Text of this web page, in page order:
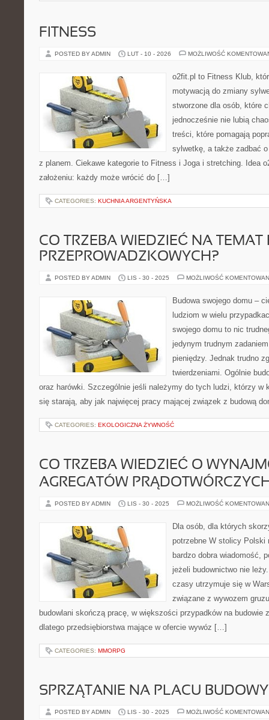
FITNESS
POSTED BY ADMIN LUT - 10 - 2026 MOŻLIWOŚĆ
o2fit.pl to Fitness Klub,
motywacją do zmiany
stworzone dla osób, które
jednocześnie nie lubią
treści, które pomagają
sylwetkę, a także zadbać
z planem. Ciekawe kategorie to Fitness i Joga i stretching. Idea
założeniu: każdy może wrócić do […]
CATEGORIES: KUCHNIA ARGENTYŃSKA
CO TRZEBA WIEDZIEĆ NA TEMAT
PRZEPROWADZKOWYCH?
POSTED BY ADMIN LIS - 30 - 2025 MOŻLIWOŚĆ
Budowa swojego domu –
ludziom w wielu
swojego domu to nic
jedynym trudnym
pieniędzy. Jednak trudno
twierdzeniami. Ogólnie
oraz harówki. Szczególnie jeśli należymy do tych ludzi, którzy w
się starają, aby jak najwięcej pracy mającej związek z budową
CATEGORIES: EKOLOGICZNA ŻYWNOŚĆ
CO TRZEBA WIEDZIEĆ O
AGREGATÓW
POSTED BY ADMIN LIS - 30 - 2025 MOŻLIWOŚĆ
Dla osób, dla których
potrzebne W stolicy Polski
bardzo dobra wiadomość,
jeżeli budownictwo nie
czasy utrzymuje się w
związane z wywozem
budowlani skończą pracę, w większości przypadków na budowie
dlatego przedsiębiorstwa mające w ofercie wywóz […]
CATEGORIES: MMORPG
SPRZĄTANIE NA PLACU BUDOWY
POSTED BY ADMIN LIS - 30 - 2025 MOŻLIWOŚĆ